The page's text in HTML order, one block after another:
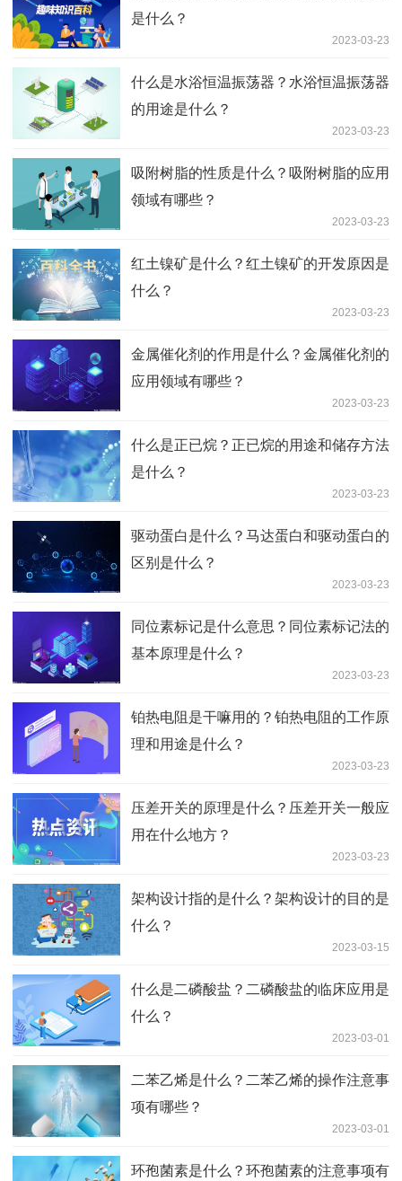
是什么？
2023-03-23
什么是水浴恒温振荡器？水浴恒温振荡器
的用途是什么？
2023-03-23
吸附树脂的性质是什么？吸附树脂的应用
领域有哪些？
2023-03-23
红土镍矿是什么？红土镍矿的开发原因是
什么？
2023-03-23
金属催化剂的作用是什么？金属催化剂的
应用领域有哪些？
2023-03-23
什么是正已烷？正已烷的用途和储存方法
是什么？
2023-03-23
驱动蛋白是什么？马达蛋白和驱动蛋白的
区别是什么？
2023-03-23
同位素标记是什么意思？同位素标记法的
基本原理是什么？
2023-03-23
铂热电阻是干嘛用的？铂热电阻的工作原
理和用途是什么？
2023-03-23
压差开关的原理是什么？压差开关一般应
用在什么地方？
2023-03-23
架构设计指的是什么？架构设计的目的是
什么？
2023-03-15
什么是二磷酸盐？二磷酸盐的临床应用是
什么？
2023-03-01
二苯乙烯是什么？二苯乙烯的操作注意事
项有哪些？
2023-03-01
环孢菌素是什么？环孢菌素的注意事项有